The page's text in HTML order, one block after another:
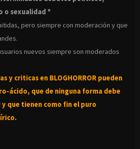
o sexualidad *
pero siempre con moderación y que
nuevos siempre son moderados
y criticas en BLOGHORROR pueden
ácido, que de ninguna forma debe
que tienen como fin el puro